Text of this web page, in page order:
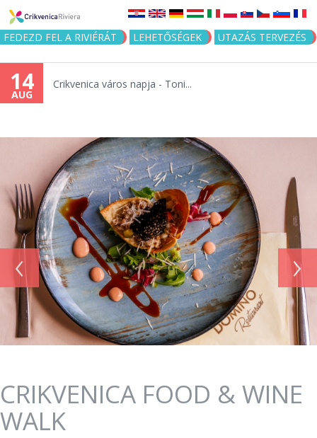
Jump to navigation
FEDEZD FEL A RIVIÉRÁT LEHETŐSÉGEK UTAZÁS TERVEZÉS
14
AUG
Crikvenica város napja - Toni...
‹ ›
CRIKVENICA FOOD & WINE
WALK